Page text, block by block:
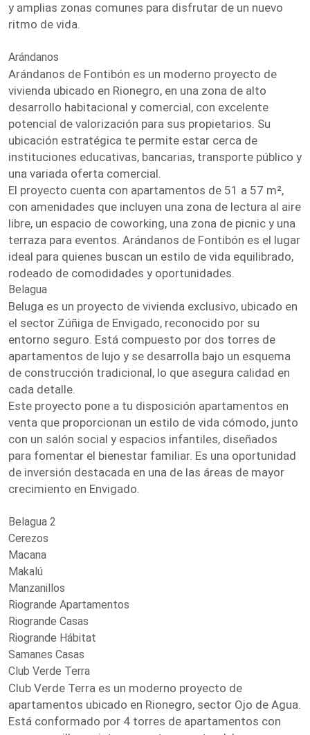
y amplias zonas comunes para disfrutar de un nuevo
ritmo de vida.
Arándanos
Arándanos de Fontibón es un moderno proyecto de
vivienda ubicado en Rionegro, en una zona de alto
desarrollo habitacional y comercial, con excelente
potencial de valorización para sus propietarios. Su
ubicación estratégica te permite estar cerca de
instituciones educativas, bancarias, transporte público y
una variada oferta comercial.
El proyecto cuenta con apartamentos de 51 a 57 m²,
con amenidades que incluyen una zona de lectura al aire
libre, un espacio de coworking, una zona de picnic y una
terraza para eventos. Arándanos de Fontibón es el lugar
ideal para quienes buscan un estilo de vida equilibrado,
rodeado de comodidades y oportunidades.
Belagua
Beluga es un proyecto de vivienda exclusivo, ubicado en
el sector Zúñiga de Envigado, reconocido por su
entorno seguro. Está compuesto por dos torres de
apartamentos de lujo y se desarrolla bajo un esquema
de construcción tradicional, lo que asegura calidad en
cada detalle.
Este proyecto pone a tu disposición apartamentos en
venta que proporcionan un estilo de vida cómodo, junto
con un salón social y espacios infantiles, diseñados
para fomentar el bienestar familiar. Es una oportunidad
de inversión destacada en una de las áreas de mayor
crecimiento en Envigado.
Belagua 2
Cerezos
Macana
Makalú
Manzanillos
Riogrande Apartamentos
Riogrande Casas
Riogrande Hábitat
Samanes Casas
Club Verde Terra
Club Verde Terra es un moderno proyecto de
apartamentos ubicado en Rionegro, sector Ojo de Agua.
Está conformado por 4 torres de apartamentos con